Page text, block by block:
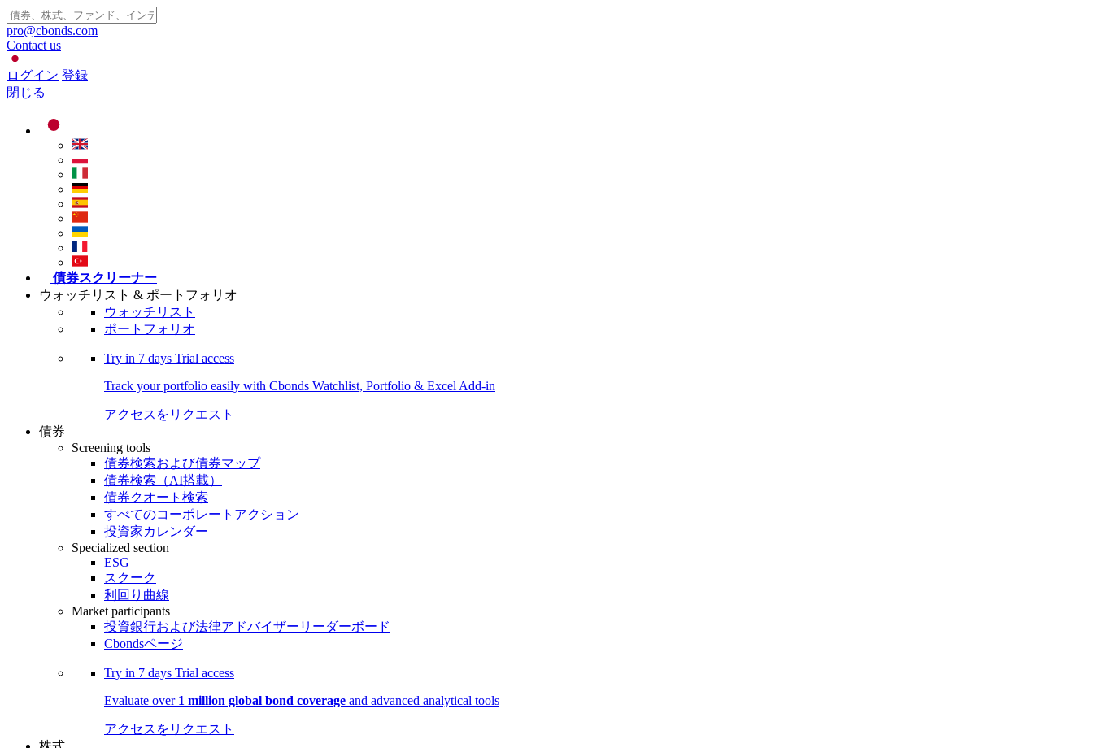
pro@cbonds.com
Contact us
ログイン 登録
閉じる
債券スクリーナー
ウォッチリスト & ポートフォリオ
ウォッチリスト
ポートフォリオ
Try in 7 days Trial access
Track your portfolio easily with Cbonds Watchlist, Portfolio & Excel Add-in
アクセスをリクエスト
債券
Screening tools
債券検索および債券マップ
債券検索（AI搭載）
債券クオート検索
すべてのコーポレートアクション
投資家カレンダー
Specialized section
ESG
スクーク
利回り曲線
Market participants
投資銀行および法律アドバイザーリーダーボード
Cbondsページ
Try in 7 days Trial access
Evaluate over 1 million global bond coverage and advanced analytical tools
アクセスをリクエスト